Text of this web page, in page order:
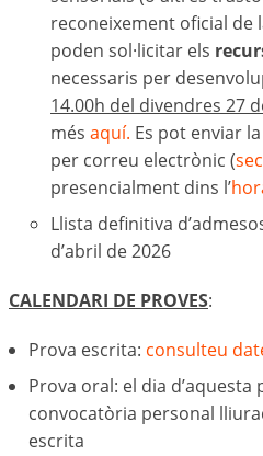
reconeixement oficial de
poden sol·licitar els
necessaris per
14.00h del divendres 27
més aquí. Es pot enviar
per correu electrònic (
presencialment dins l’
Llista definitiva
d’abril de 2026
CALENDARI DE PROVES:
Prova escrita: consulteu
Prova oral: el dia d’aquesta
convocatòria personal
escrita